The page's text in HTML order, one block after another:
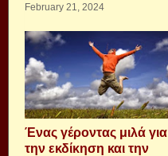
February 21, 2024
Ένας γέροντας μιλά για
την εκδίκηση και την